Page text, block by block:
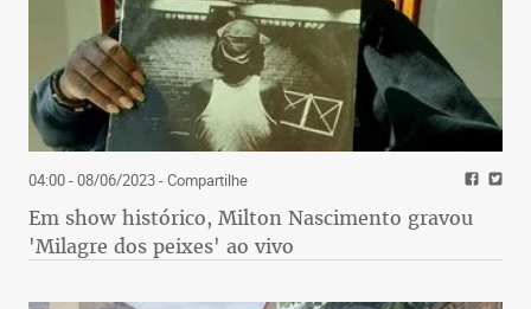
04:00 - 08/06/2023- Compartilhe
Em show histórico, Milton Nascimento gravou
'Milagre dos peixes' ao vivo